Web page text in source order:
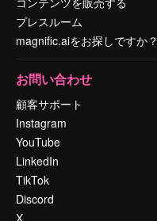
プレスルーム
magnific.aiをお探しですか？
お問い合わせ
顧客サポート
Instagram
YouTube
LinkedIn
TikTok
Discord
X